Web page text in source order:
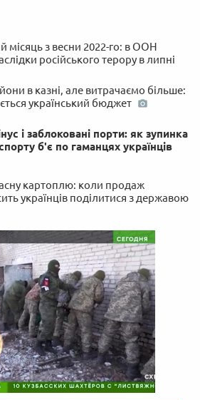
місяць з весни 2022-го: в ООН
російського терору в липні
в казні, але витрачаємо більше:
український бюджет
і заблоковані порти: як зупинка
б'є по гаманцях українців
картоплю: коли продаж
українців поділитися з державою